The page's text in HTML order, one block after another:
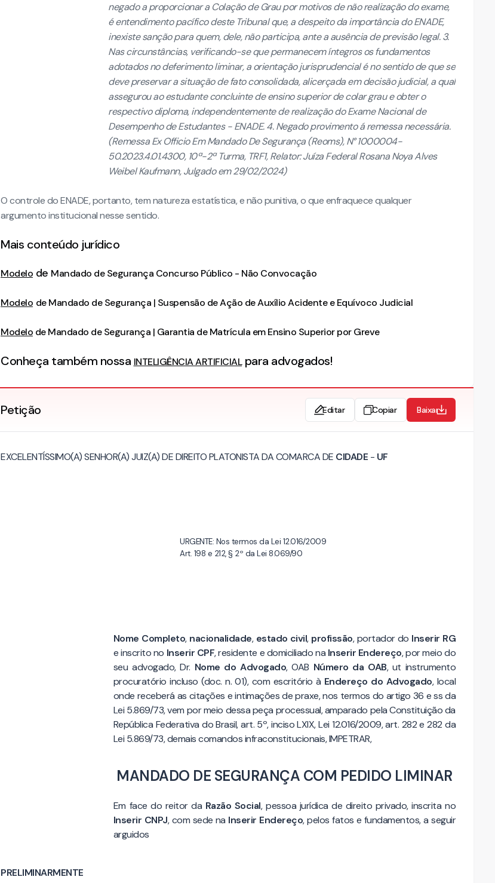
negado a proporcionar a Colação de Grau por motivos de não realização do exame,
é entendimento pacífico deste Tribunal que, a despeito da importância do ENADE,
inexiste sanção para quem, dele, não participa, ante a ausência de previsão legal. 3.
Nas circunstâncias, verificando-se que permanecem íntegros os fundamentos
adotados no deferimento liminar, a orientação jurisprudencial é no sentido de que se
deve preservar a situação de fato consolidada, alicerçada em decisão judicial, a qual
assegurou ao estudante concluinte de ensino superior de colar grau e obter o
respectivo diploma, independentemente de realização do Exame Nacional de
Desempenho de Estudantes - ENADE. 4. Negado provimento á remessa necessária.
(Remessa Ex Officio Em Mandado De Segurança (Reoms), N° 1000004-
50.2023.4.01.4300, 10ª-2ª Turma, TRF1, Relator: Juíza Federal Rosana Noya Alves
Weibel Kaufmann, Julgado em 29/02/2024)
O controle do ENADE, portanto, tem natureza estatística, e não punitiva, o que enfraquece qualquer
argumento institucional nesse sentido.
Mais conteúdo jurídico
Modelo de Mandado de Segurança Concurso Público - Não Convocação
Modelo de Mandado de Segurança | Suspensão de Ação de Auxílio Acidente e Equívoco Judicial
Modelo de Mandado de Segurança | Garantia de Matrícula em Ensino Superior por Greve
Conheça também nossa INTELIGÊNCIA ARTIFICIALpara advogados!
Petição Editar Copiar Baixar
EXCELENTÍSSIMO(A) SENHOR(A) JUIZ(A) DE DIREITO PLATONISTA DA COMARCA DE CIDADE - UF
URGENTE: Nos termos da Lei 12.016/2009
Art. 198 e 212, § 2º da Lei 8.069/90
Nome Completo, nacionalidade, estado civil, profissão, portador do Inserir RG
e inscrito no Inserir CPF, residente e domiciliado na Inserir Endereço, por meio do
seu advogado, Dr. Nome do Advogado, OAB Número da OAB, ut instrumento
procuratório incluso (doc. n. 01), com escritório à Endereço do Advogado, local
onde receberá as citações e intimações de praxe, nos termos do artigo 36 e ss da
Lei 5.869/73, vem por meio dessa peça processual, amparado pela Constituição da
República Federativa do Brasil, art. 5º, inciso LXIX, Lei 12.016/2009, art. 282 e 282 da
Lei 5.869/73, demais comandos infraconstitucionais, IMPETRAR,
MANDADO DE SEGURANÇA COM PEDIDO LIMINAR
Em face do reitor da Razão Social, pessoa jurídica de direito privado, inscrita no
Inserir CNPJ, com sede na Inserir Endereço, pelos fatos e fundamentos, a seguir
arguidos
PRELIMINARMENTE